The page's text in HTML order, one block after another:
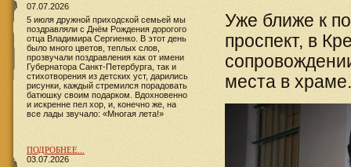
Уже ближе к
проспект, в
места в храме.
07.07.2026
5 июля дружной приходской семьей мы
поздравляли с Днём Рождения дорогого
отца Владимира Сергиенко. В этот день
было много цветов, теплых слов,
прозвучали поздравления как от имени
Губернатора Санкт-Петербурга, так и
стихотворения из детских уст, дарились
рисунки, каждый стремился порадовать
батюшку своим подарком. Вдохновенно
и искренне пел хор, и, конечно же, на
все лады звучало: «Многая лета!»
ПОДРОБНЕЕ...
03.07.2026